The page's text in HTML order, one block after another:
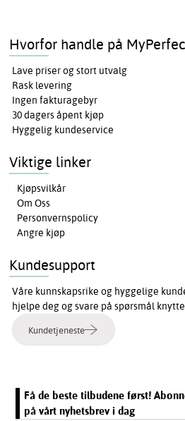
Hvorfor handle på
Lave priser og stort utvalg
Rask levering
Ingen fakturagebyr
30 dagers åpent kjøp
Hyggelig kundeservice
Viktige linker
Kjøpsvilkår
Om Oss
Personvernspolicy
Angre kjøp
Kundesupport
Våre kunnskapsrike og hyggelige
hjelpe deg og svare på spørsmål
Kundetjeneste
Få de beste tilbudene først!
på vårt nyhetsbrev i dag